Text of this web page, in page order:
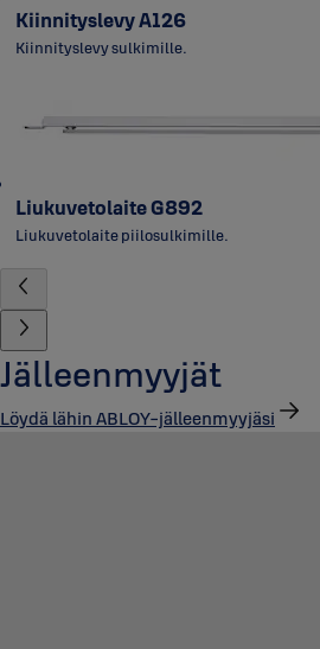
Kiinnityslevy A126
Kiinnityslevy sulkimille.
Liukuvetolaite G892
Liukuvetolaite piilosulkimille.
Jälleenmyyjät
Löydä lähin ABLOY-jälleenmyyjäsi